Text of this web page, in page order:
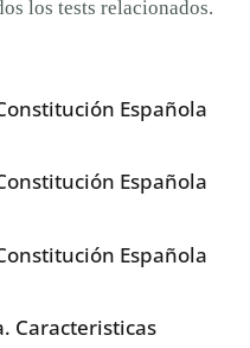
los tests relacionados.
Española
Española
Española
Caracteristicas